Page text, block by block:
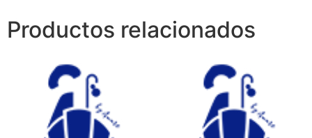
Productos relacionados